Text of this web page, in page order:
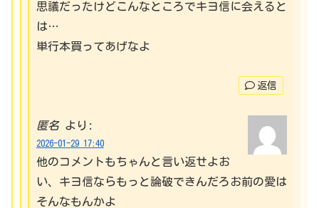
思議だったけどこんなところでキヨ信に会えると
は…
単行本買ってあげなよ
返信
匿名 より:
2026-01-29 17:40
他のコメントもちゃんと言い返せよお
い、キヨ信ならもっと論破できんだろお前の愛は
そんなもんかよ